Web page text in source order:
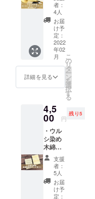
めに、
個別に
リター
ンを選
択する
よりお
得な
セット
をご用
意いた
は各個
別リ
の内容
をご参
照くだ
さい。
なお、
ご都合
により
「縄文
コー
ヒー粉
すりき
り1杯
約10ｇ
製
作 ：
川崎宏
（工芸
作家、
ク」メ
ン
バー）
このプ
ロジェ
クトで
試行錯
誤して
誕生し
たプロ
ダク
ジャー
スプー
ン DIY
キッ
ト
（送料
込み）
内容
物：ウ
ルシの
木の
コー
ジャー
スプー
ンの荒
木地
（半成
品）
サンド
ペー
パー
（#80、
#240、
#800）
者：
4人
お届
け予
定：
2022
年02
月
詳細を見る
こ
の
リ
タ
ー
ン
を
選
択
す
る
4,5
00 円
残り5
・ウル
シ染め
木綿生
地の
ブック
カバー
（送料
込み）
素
支援
者：
5人
お届
け予
定：